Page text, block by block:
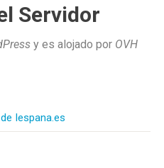
Servidor
y es alojado por OVH
Iespana.es